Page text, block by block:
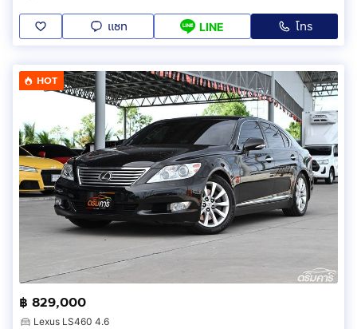
แชท LINE โทร
HOT
฿ 829,000
Lexus LS460 4.6